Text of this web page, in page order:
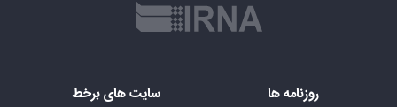
روزنامه ها سایت های برخط